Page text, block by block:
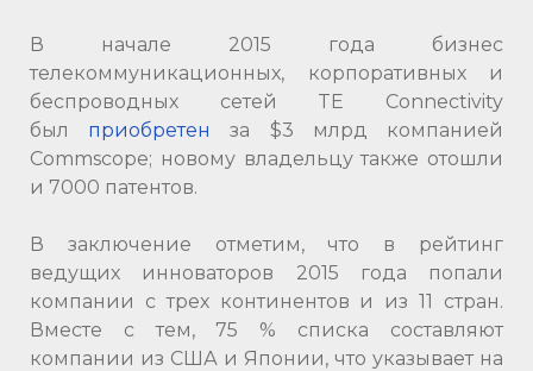
В начале 2015 года бизнес
телекоммуникационных, корпоративных и
беспроводных сетей TE Connectivity
был приобретен
за $3 млрд компанией
Commscope; новому владельцу также отошли
и 7000 патентов.
В заключение отметим, что в рейтинг
ведущих инноваторов 2015 года попали
компании с трех континентов и из 11 стран.
Вместе с тем, 75 % списка составляют
компании из США и Японии, что указывает на